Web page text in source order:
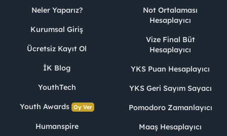
Neler Yaparız?
Kurumsal Giriş
Ücretsiz Kayıt Ol
İK Blog
YouthTech
Youth Awards Oy Ver
Humanspire
Not Ortalaması
Hesaplayıcı
Vize Final Büt
Hesaplayıcı
YKS Puan Hesaplayıcı
YKS Geri Sayım Sayacı
Pomodoro Zamanlayıcı
Maaş Hesaplayıcı